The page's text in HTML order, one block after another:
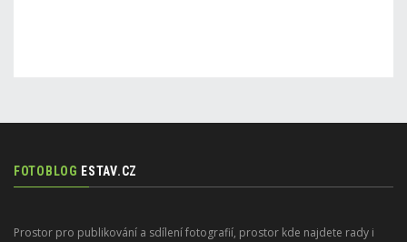
FOTOBLOG ESTAV.CZ
Prostor pro publikování a sdílení fotografií, prostor kde najdete rady i